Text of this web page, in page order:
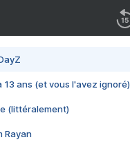
13 ans (et vous l'avez ignoré)
(littéralement)
Rayan